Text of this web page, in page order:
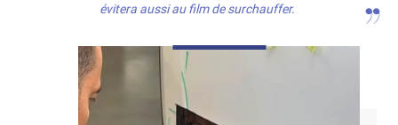
évitera aussi au film de surchauffer.